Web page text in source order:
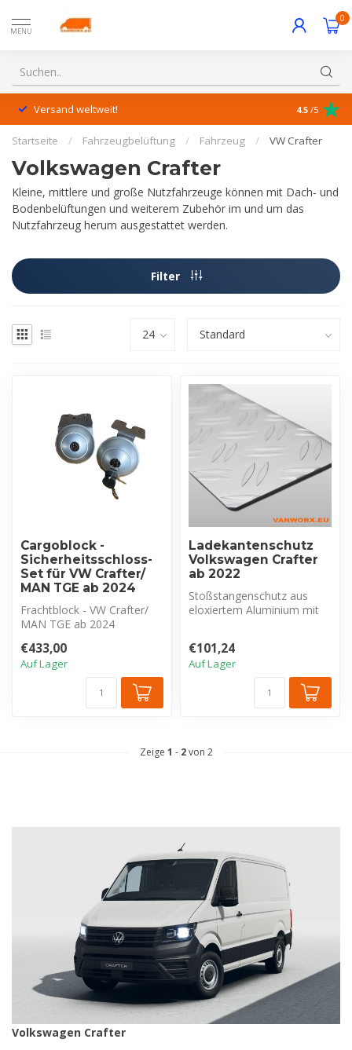
MENU
0
Versand weltweit! 4.5 /5
Startseite / Fahrzeugbelüftung / Fahrzeug / VW Crafter
Volkswagen Crafter
Kleine, mittlere und große Nutzfahrzeuge können mit Dach- und
Bodenbelüftungen und weiterem Zubehör im und um das
Nutzfahrzeug herum ausgestattet werden.
Filter
Cargoblock -
Sicherheitsschloss-
Set für VW Crafter/
MAN TGE ab 2024
Frachtblock - VW Crafter/
MAN TGE ab 2024
für Schiebe...
€433,00
Auf Lager
Ladekantenschutz
Volkswagen Crafter
ab 2022
Stoßstangenschutz aus
eloxiertem Aluminium mit
€101,24
Auf Lager
Zeige 1 - 2von 2
Volkswagen Crafter